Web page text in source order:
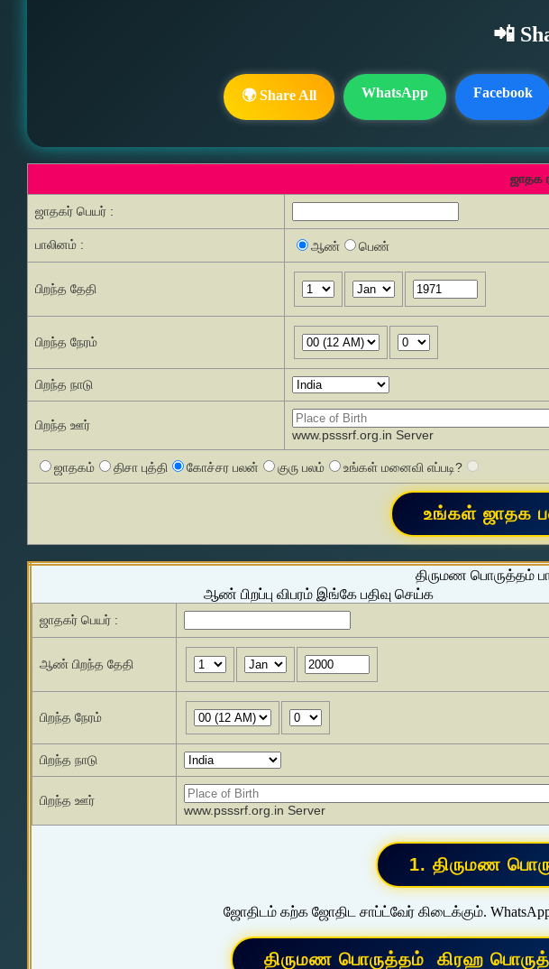
📲
🌍 Share All WhatsApp Facebook
ஜாதக
ஜாதகர் பெயர் :
பாலினம் : ஆண் பெண்
பிறந்த தேதி
பிறந்த நேரம்
பிறந்த நாடு
பிறந்த ஊர்
www.psssrf.org.in Server
ஜாதகம் திசா புத்தி கோச்சர பலன் குரு பலம் உங்கள் மனைவி எப்படி?
திருமண பொருத்தம்
ஆண் பிறப்பு விபரம் இங்கே பதிவு செய்க
ஜாதகர் பெயர் :
ஆண் பிறந்த தேதி
பிறந்த நேரம்
பிறந்த நாடு
பிறந்த ஊர்
www.psssrf.org.in Server
ஜோதிடம் கற்க ஜோதிட சாப்ட்வேர் கிடைக்கும்.